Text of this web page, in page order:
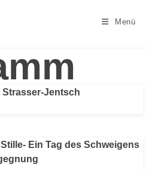
Menü
Strasser-Jentsch
Ein Tag des Schweigens